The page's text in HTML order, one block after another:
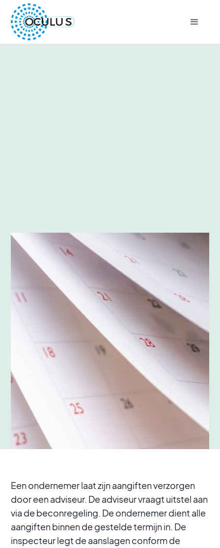
Een ondernemer laat zijn aangiften verzorgen
door een adviseur. De adviseur vraagt uitstel aan
via de beconregeling. De ondernemer dient alle
aangiften binnen de gestelde termijn in. De
inspecteur legt de aanslagen conform de